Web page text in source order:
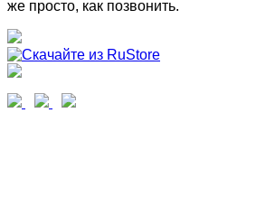
же просто, как позвонить.